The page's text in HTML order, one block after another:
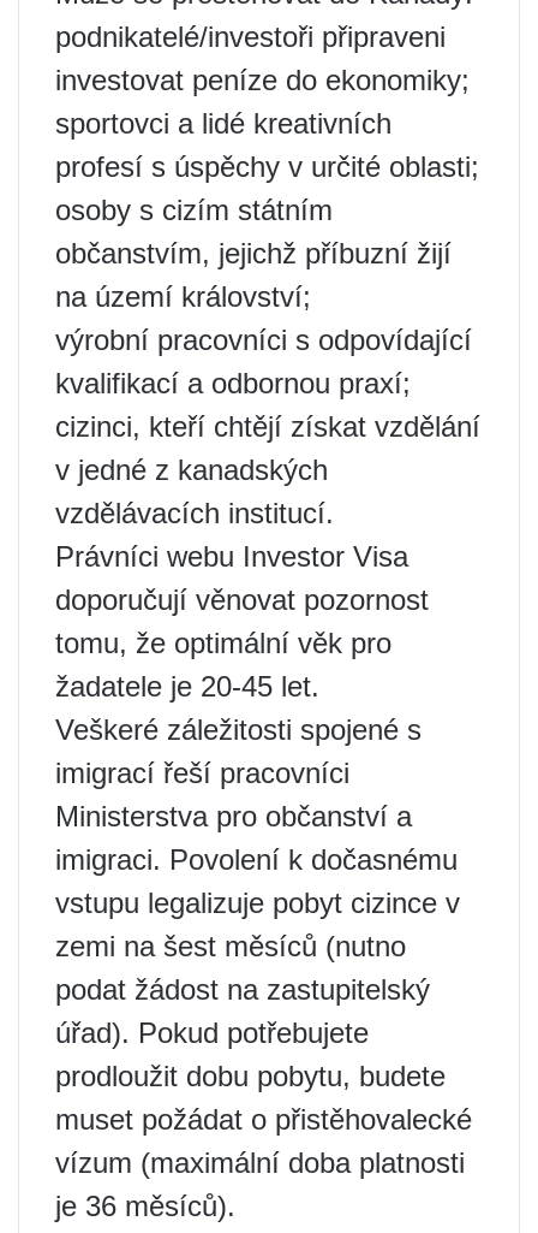
podnikatelé/investoři připraveni
investovat peníze do ekonomiky;
sportovci a lidé kreativních
profesí s úspěchy v určité oblasti;
osoby s cizím státním
občanstvím, jejichž příbuzní žijí
na území království;
výrobní pracovníci s odpovídající
kvalifikací a odbornou praxí;
cizinci, kteří chtějí získat vzdělání
v jedné z kanadských
vzdělávacích institucí.
Právníci webu Investor Visa
doporučují věnovat pozornost
tomu, že optimální věk pro
žadatele je 20-45 let.
Veškeré záležitosti spojené s
imigrací řeší pracovníci
Ministerstva pro občanství a
imigraci. Povolení k dočasnému
vstupu legalizuje pobyt cizince v
zemi na šest měsíců (nutno
podat žádost na zastupitelský
úřad). Pokud potřebujete
prodloužit dobu pobytu, budete
muset požádat o přistěhovalecké
vízum (maximální doba platnosti
je 36 měsíců).